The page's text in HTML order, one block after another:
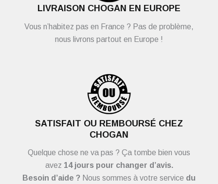
LIVRAISON CHOGAN EN EUROPE
Vous n’habitez pas en France ? Pas de problème,
nous livrons partout en Europe !
SATISFAIT OU REMBOURSÉ CHEZ
CHOGAN
Quelque chose ne va pas ? Ça tombe bien vous
avez 14 jours pour changer d’avis.
Besoin d’aide ? Nous sommes à votre service du